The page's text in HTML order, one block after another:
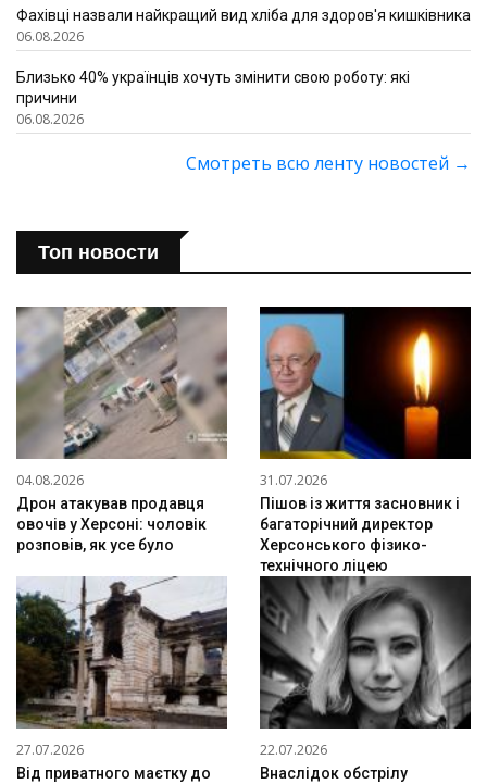
Фахівці назвали найкращий вид хліба для здоров'я кишківника
06.08.2026
Близько 40% українців хочуть змінити свою роботу: які
причини
06.08.2026
Смотреть всю ленту новостей →
Топ новости
04.08.2026
Дрон атакував продавця
овочів у Херсоні: чоловік
розповів, як усе було
31.07.2026
Пішов із життя засновник і
багаторічний директор
Херсонського фізико-
технічного ліцею
27.07.2026
Від приватного маєтку до
22.07.2026
Внаслідок обстрілу